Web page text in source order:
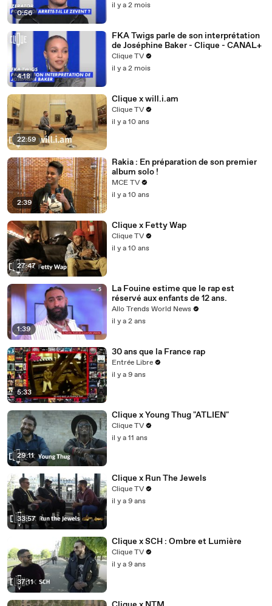
0:56
il y a 2 mois
4:18
FKA Twigs parle de son interprétation
de Joséphine Baker - Clique - CANAL+
Clique TV
il y a 2 mois
22:59
Clique x will.i.am
Clique TV
il y a 10 ans
2:39
Rakia : En préparation de son premier
album solo !
MCE TV
il y a 10 ans
27:47
Clique x Fetty Wap
Clique TV
il y a 10 ans
1:39
La Fouine estime que le rap est
réservé aux enfants de 12 ans.
Allo Trends World News
il y a 2 ans
5:33
30 ans que la France rap
Entrée Libre
il y a 9 ans
29:11
Clique x Young Thug "ATLIEN"
Clique TV
il y a 11 ans
33:57
Clique x Run The Jewels
Clique TV
il y a 9 ans
37:11
Clique x SCH : Ombre et Lumière
Clique TV
il y a 9 ans